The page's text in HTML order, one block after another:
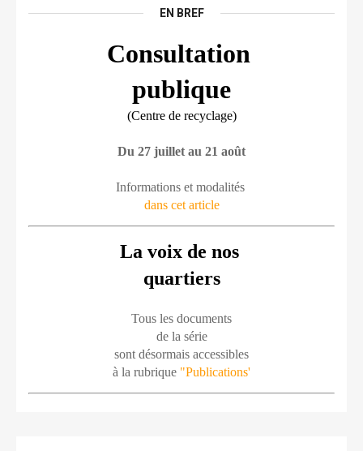
EN BREF
Consultation
publique
(Centre de recyclage)
Du 27 juillet au 21 août
Informations et modalités
dans cet article
La voix de nos
quartiers
Tous les documents
de la série
sont désormais accessibles
à la rubrique "Publications'